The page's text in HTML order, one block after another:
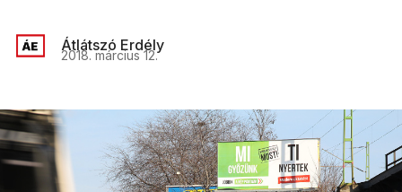
Átlátszó Erdély
2018. március 12.